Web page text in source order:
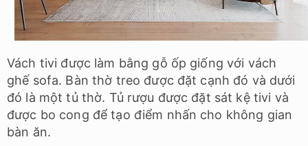
Vách tivi được làm bằng gỗ ốp giống với vách
ghế sofa. Bàn thờ treo được đặt cạnh đó và dưới
đó là một tủ thờ. Tủ rượu được đặt sát kệ tivi và
được bo cong để tạo điểm nhấn cho không gian
bàn ăn.